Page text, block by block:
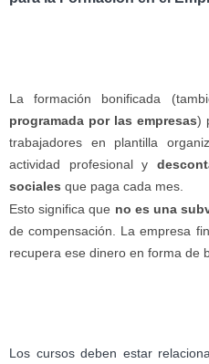
La formación bonificada
programada por las empresas)
trabajadores en plantilla
actividad profesional y
sociales que paga cada mes.
Esto significa que no es una
de compensación. La empresa
recupera ese dinero en forma de
Los cursos deben estar